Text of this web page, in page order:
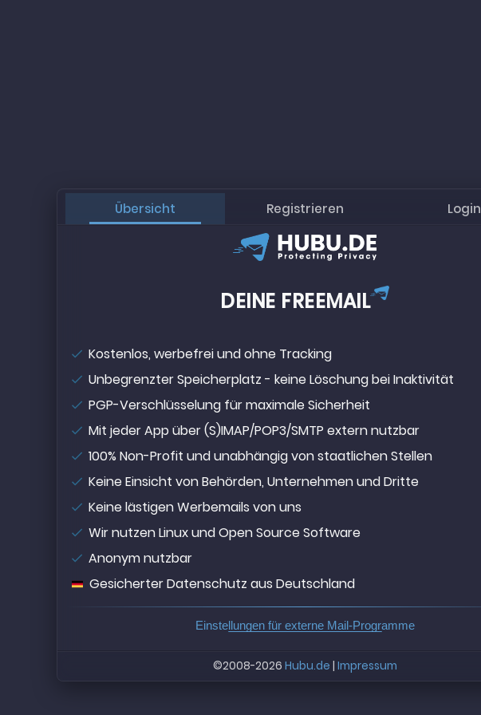
Übersicht Registrieren Login
DEINE FREEMAIL
Kostenlos, werbefrei und ohne Tracking
Unbegrenzter Speicherplatz - keine Löschung bei Inaktivität
PGP-Verschlüsselung für maximale Sicherheit
Mit jeder App über (S)IMAP/POP3/SMTP extern nutzbar
100% Non-Profit und unabhängig von staatlichen Stellen
Keine Einsicht von Behörden, Unternehmen und Dritte
Keine lästigen Werbemails von uns
Wir nutzen Linux und Open Source Software
Anonym nutzbar
Gesicherter Datenschutz aus Deutschland
Einstellungen für externe Mail-Programme
©2008-2026 Hubu.de Impressum